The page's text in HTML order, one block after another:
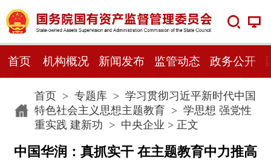
首页 机构概况 新闻发布 监管动态 政务公开
首页> 专题库> 学习贯彻习近平新时代中国
特色社会主义思想主题教育> 学思想 强党性
重实践 建新功 > 中央企业 > 正文
中国华润：真抓实干 在主题教育中力推高